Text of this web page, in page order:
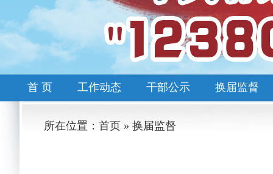
首 页 工作动态 干部公示 换届监督
所在位置：首页 » 换届监督